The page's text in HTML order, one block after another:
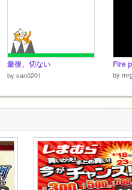
最後、切ない
by san0201 by